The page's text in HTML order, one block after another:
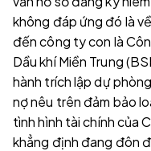
không đáp ứng đó là
đến công ty con là
Dầu khí Miền Trung
hành trích lập dự
nợ nêu trên đảm bảo
tình hình tài chính của
khẳng định đang đôn